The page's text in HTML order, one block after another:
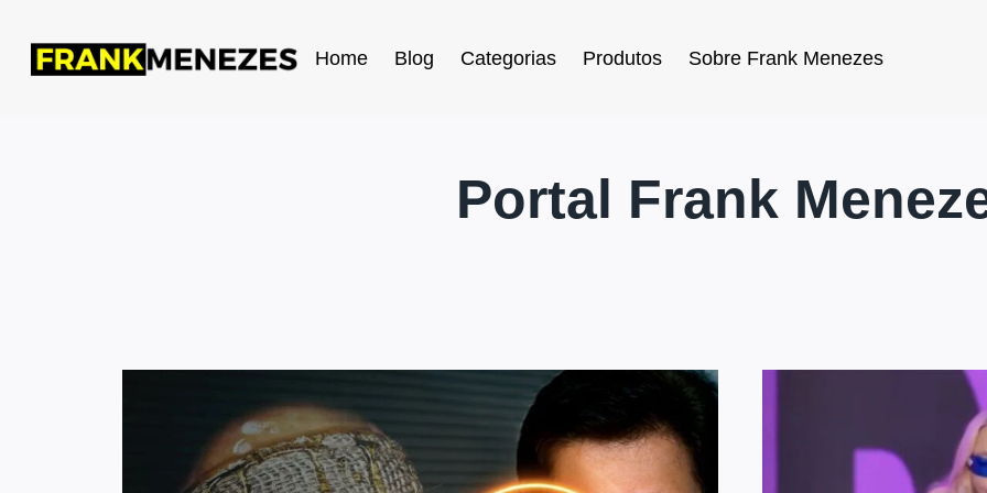
Home Blog Categorias Produtos Sobre Frank Menezes
Portal Frank